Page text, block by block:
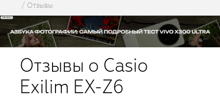
Отзывы
Отзывы о Casio
Exilim EX-Z6